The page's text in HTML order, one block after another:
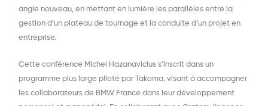
angle nouveau, en mettant en lumière les parallèles entre la
gestion d’un plateau de tournage et la conduite d’un projet en
entreprise.
Cette conférence Michel Hazanavicius s’inscrit dans un
programme plus large piloté parTakoma, visant à accompagner
les collaborateurs de BMW France dans leur développement